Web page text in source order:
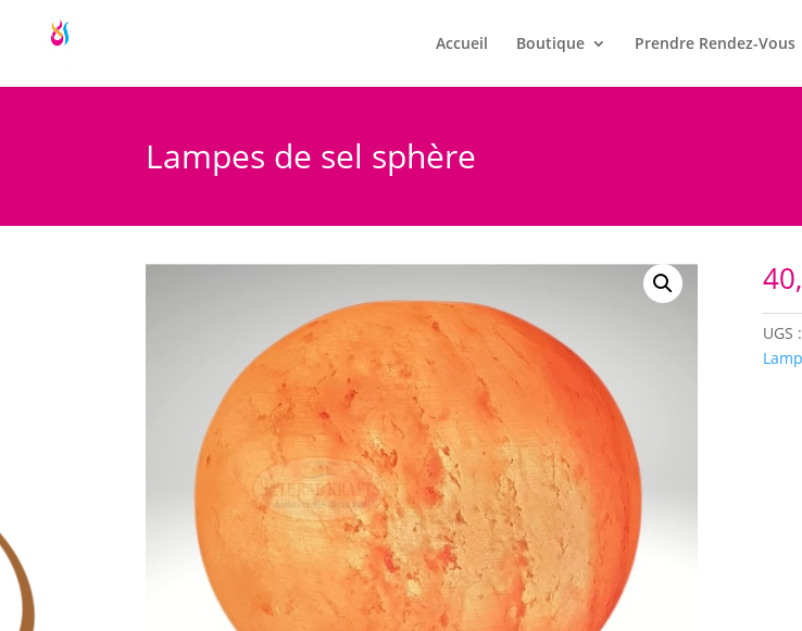
Accueil Boutique Prendre Rendez-Vous
Lampes de sel sphère
UGS :